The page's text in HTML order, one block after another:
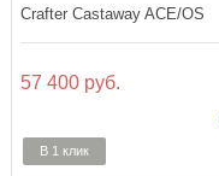
Crafter Castaway ACE/OS
57 400 руб.
В 1 клик